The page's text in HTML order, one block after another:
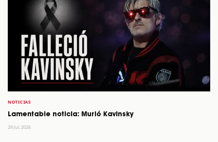
NOTICIAS
Lamentable noticia: Murió Kavinsky
29 Jul, 2026